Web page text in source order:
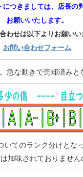
つきましては、店長の
お願いいたします。
わせは以下よりお願いい
お問い合わせフォーム
急な動きで売却済み
いてのランク分けとな
加味されておりません